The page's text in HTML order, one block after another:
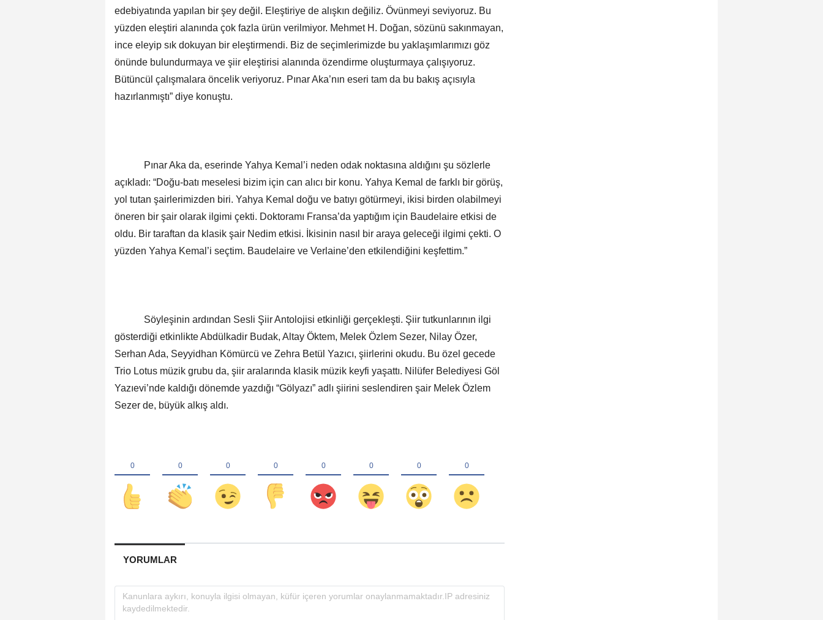
edebiyatında yapılan bir şey değil. Eleştiriye de alışkın değiliz. Övünmeyi seviyoruz. Bu
yüzden eleştiri alanında çok fazla ürün verilmiyor. Mehmet H. Doğan, sözünü sakınmayan,
ince eleyip sık dokuyan bir eleştirmendi. Biz de seçimlerimizde bu yaklaşımlarımızı göz
önünde bulundurmaya ve şiir eleştirisi alanında özendirme oluşturmaya çalışıyoruz.
Bütüncül çalışmalara öncelik veriyoruz. Pınar Aka’nın eseri tam da bu bakış açısıyla
hazırlanmıştı” diye konuştu.
Pınar Aka da, eserinde Yahya Kemal’i neden odak noktasına aldığını şu sözlerle
açıkladı: “Doğu-batı meselesi bizim için can alıcı bir konu. Yahya Kemal de farklı bir görüş,
yol tutan şairlerimizden biri. Yahya Kemal doğu ve batıyı götürmeyi, ikisi birden olabilmeyi
öneren bir şair olarak ilgimi çekti. Doktoramı Fransa’da yaptığım için Baudelaire etkisi de
oldu. Bir taraftan da klasik şair Nedim etkisi. İkisinin nasıl bir araya geleceği ilgimi çekti. O
yüzden Yahya Kemal’i seçtim. Baudelaire ve Verlaine’den etkilendiğini keşfettim.”
Söyleşinin ardından Sesli Şiir Antolojisi etkinliği gerçekleşti. Şiir tutkunlarının ilgi
gösterdiği etkinlikte Abdülkadir Budak, Altay Öktem, Melek Özlem Sezer, Nilay Özer,
Serhan Ada, Seyyidhan Kömürcü ve Zehra Betül Yazıcı, şiirlerini okudu. Bu özel gecede
Trio Lotus müzik grubu da, şiir aralarında klasik müzik keyfi yaşattı. Nilüfer Belediyesi Göl
Yazıevi’nde kaldığı dönemde yazdığı “Gölyazı” adlı şiirini seslendiren şair Melek Özlem
Sezer de, büyük alkış aldı.
YORUMLAR